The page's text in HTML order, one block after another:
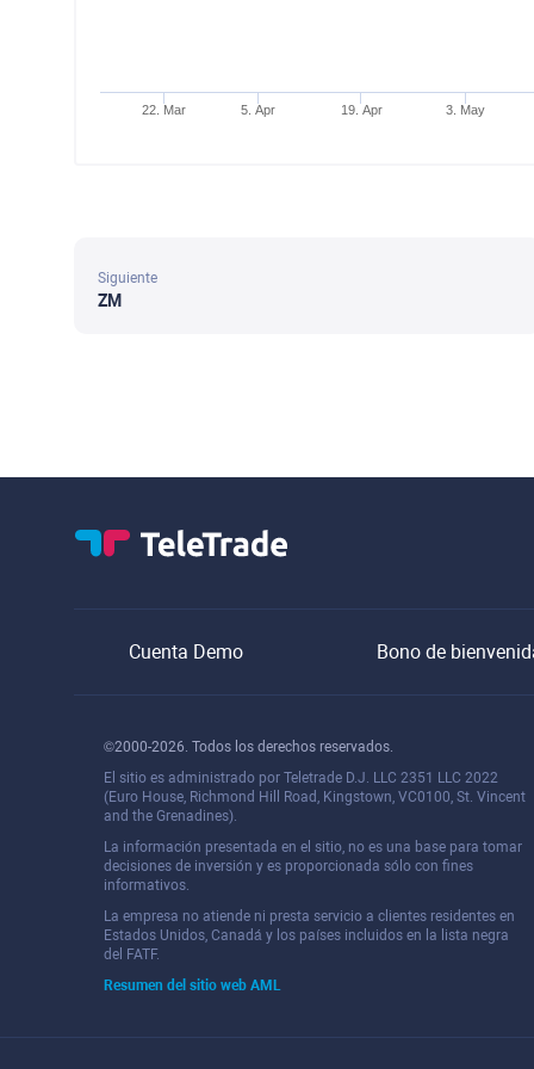
22. Mar 5. Apr 19. Apr 3. May
Siguiente
ZM
Cuenta Demo Bono de
©2000-2026. Todos los derechos reservados.
El sitio es administrado por Teletrade D.J. LLC 2351 LLC 2022
(Euro House, Richmond Hill Road, Kingstown, VC0100, St. Vincent
and the Grenadines).
La información presentada en el sitio, no es una base para tomar
decisiones de inversión y es proporcionada sólo con fines
informativos.
La empresa no atiende ni presta servicio a clientes residentes en
Estados Unidos, Canadá y los países incluidos en la lista negra
del FATF.
Resumen del sitio web AML